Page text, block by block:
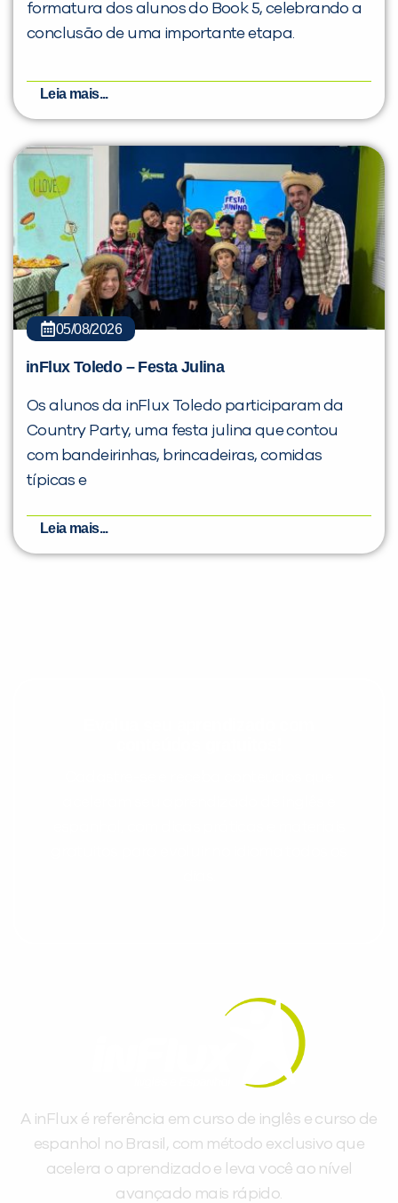
formatura dos alunos do Book 5, celebrando a
conclusão de uma importante etapa.
Leia mais...
05/08/2026
inFlux Toledo – Festa Julina
Os alunos da inFlux Toledo participaram da
Country Party, uma festa julina que contou
com bandeirinhas, brincadeiras, comidas
típicas e
Leia mais...
A inFlux é referência em curso de inglês e curso de
espanhol no Brasil, com método exclusivo que
acelera o aprendizado e leva você ao nível
avançado mais rápido.